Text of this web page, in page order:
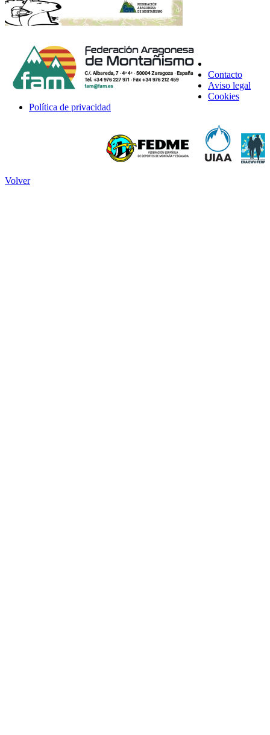
Contacto
Aviso legal
Cookies
Política de privacidad
Volver